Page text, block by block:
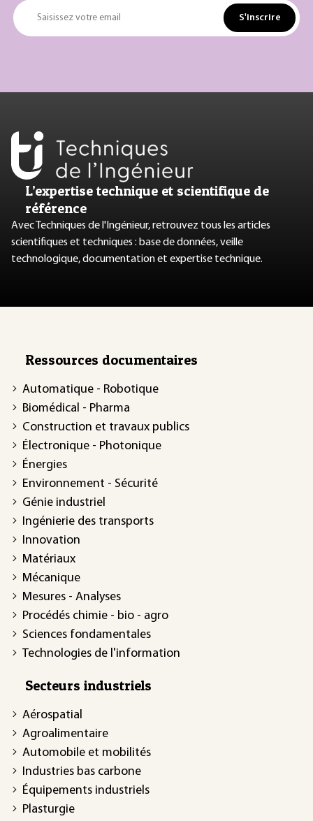
Saisissez votre email S'inscrire
L’expertise technique et scientifique de
référence
Avec Techniques de l'Ingénieur, retrouvez tous les articles
scientifiques et techniques : base de données, veille
technologique, documentation et expertise technique.
Ressources documentaires
Automatique - Robotique
Biomédical - Pharma
Construction et travaux publics
Électronique - Photonique
Énergies
Environnement - Sécurité
Génie industriel
Ingénierie des transports
Innovation
Matériaux
Mécanique
Mesures - Analyses
Procédés chimie - bio - agro
Sciences fondamentales
Technologies de l'information
Secteurs industriels
Aérospatial
Agroalimentaire
Automobile et mobilités
Industries bas carbone
Équipements industriels
Plasturgie